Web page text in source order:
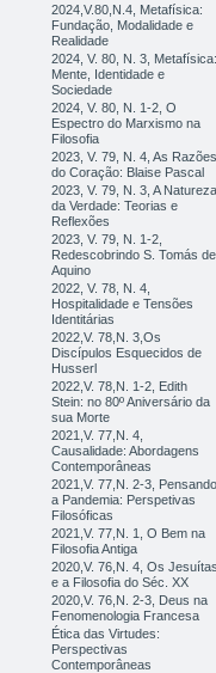
2024,V.80,N.4, Metafísica:
Fundação, Modalidade e
Realidade
2024, V. 80, N. 3, Metafísica:
Mente, Identidade e
Sociedade
2024, V. 80, N. 1-2, O
Espectro do Marxismo na
Filosofia
2023, V. 79, N. 4, As Razões
do Coração: Blaise Pascal
2023, V. 79, N. 3, A Natureza
da Verdade: Teorias e
Reflexões
2023, V. 79, N. 1-2,
Redescobrindo S. Tomás de
Aquino
2022, V. 78, N. 4,
Hospitalidade e Tensões
Identitárias
2022,V. 78,N. 3,Os
Discípulos Esquecidos de
Husserl
2022,V. 78,N. 1-2, Edith
Stein: no 80º Aniversário da
sua Morte
2021,V. 77,N. 4,
Causalidade: Abordagens
Contemporâneas
2021,V. 77,N. 2-3, Pensando
a Pandemia: Perspetivas
Filosóficas
2021,V. 77,N. 1, O Bem na
Filosofia Antiga
2020,V. 76,N. 4, Os Jesuítas
e a Filosofia do Séc. XX
2020,V. 76,N. 2-3, Deus na
Fenomenologia Francesa
Ética das Virtudes:
Perspectivas
Contemporâneas